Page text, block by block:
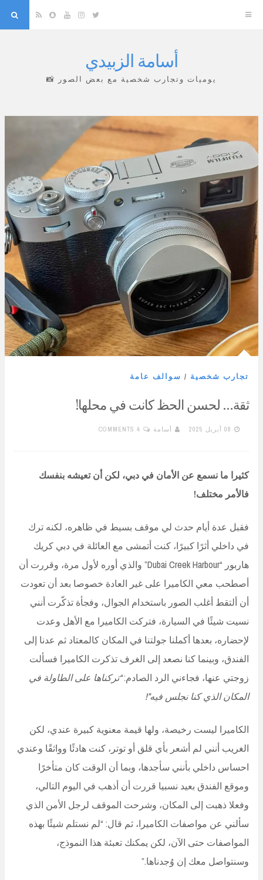
Twitter
Instagram
YouTube
Snapchat
RSS
أسامة الزبيدي
يوميات وتجارب شخصية مع بعض الصور 📸
تجارب شخصية / سوالف عامة
ثقة… لحسن الحظ كانت في محلها!
08 أبريل 2025 أسامة 4 COMMENTS
كثيرا ما نسمع عن الأمان في دبي، لكن أن تعيشه بنفسك
فالأمر مختلف!
فقبل عدة أيام حدث لي موقف بسيط في ظاهره، لكنه ترك
في داخلي أثرًا كبيرًا، كنت أتمشى مع العائلة في دبي كريك
هاربور “Dubai Creek Harbour” والذي أوره لأول مرة
، وقررت أن
أصطحب معي الكاميرا على غير العادة خصوصا بعد أن تعودت
أن ألتقط أغلب الصور باستخدام الجوال، وفجأة تذكّرت أنني
نسيت شيئًا في السيارة، فتركت الكاميرا مع الأهل وعدت
لإحضاره، بعدها أكملنا جولتنا في المكان كالمعتاد ثم عدنا إلى
الفندق، وبينما كنا نصعد إلى الغرف تذكرت الكاميرا فسألت
زوجتي عنها، فجاءني الرد الصادم:“تركناها على الطاولة في
المكان الذي كنا نجلس فيه”!
الكاميرا ليست رخيصة، ولها قيمة معنوية كبيرة عندي، لكن
الغريب أنني لم أشعر بأي قلق أو توتر، كنت هادئًا وواثقًا وعندي
احساس داخلي بأنني سأجدها، وبما أن الوقت كان متأخرًا
وموقع الفندق بعيد نسبيا قررت أن أذهب في اليوم التالي،
وفعلا ذهبت إلى المكان، وشرحت الموقف لرجل الأمن الذي
سألني عن مواصفات الكاميرا، ثم قال: “لم نستلم شيئًا بهذه
المواصفات حتى الآن، لكن يمكنك تعبئة هذا النموذج،
وسنتواصل معك إن وُجدناها.”